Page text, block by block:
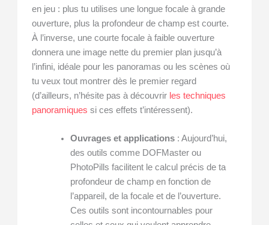
en jeu : plus tu utilises une longue focale à grande
ouverture, plus la profondeur de champ est courte.
À l’inverse, une courte focale à faible ouverture
donnera une image nette du premier plan jusqu’à
l’infini, idéale pour les panoramas ou les scènes où
tu veux tout montrer dès le premier regard
(d’ailleurs, n’hésite pas à découvrir les techniques
panoramiques si ces effets t’intéressent).
Ouvrages et applications: Aujourd’hui,
des outils comme DOFMaster ou
PhotoPills facilitent le calcul précis de ta
profondeur de champ en fonction de
l’appareil, de la focale et de l’ouverture.
Ces outils sont incontournables pour